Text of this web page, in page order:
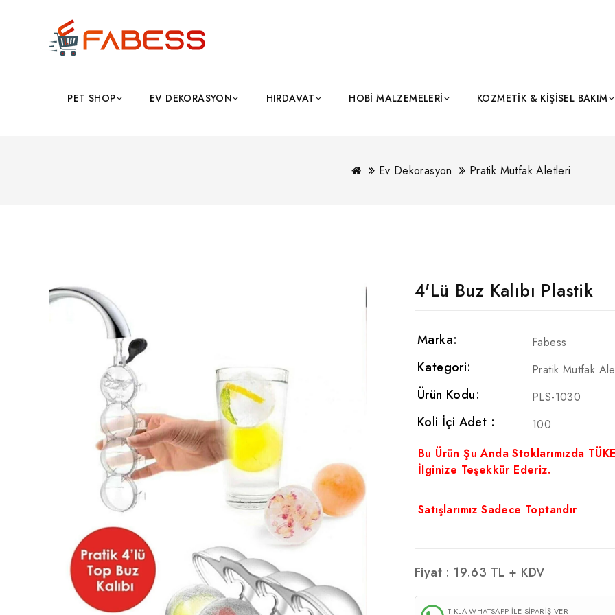
PET SHOP EV DEKORASYON HIRDAVAT HOBI MALZEMELERI KOZMETIK & KIŞISEL BAKIM
Ev Dekorasyon Pratik Mutfak Aletleri
4'Lü Buz Kalıbı Plastik
Marka: Fabess
Kategori: Pratik Mutfak
Ürün Kodu: PLS-1030
Koli İçi Adet :
100
Bu Ürün Şu Anda Stoklarımızda
İlginize Teşekkür Ederiz.
Satışlarımız Sadece Toptandır
Fiyat : 19.63 TL + KDV
TIKLA WHATSAPP İLE SİPARİŞ VER